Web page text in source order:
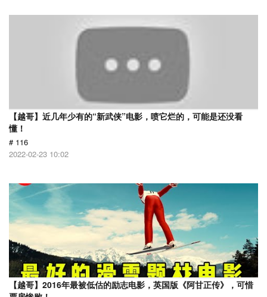
【越哥】近几年少有的“新武侠”电影，喷它烂的，可能是还没看
懂！
# 116
2022-02-23 10:02
【越哥】2016年最被低估的励志电影，英国版《阿甘正传》，可惜